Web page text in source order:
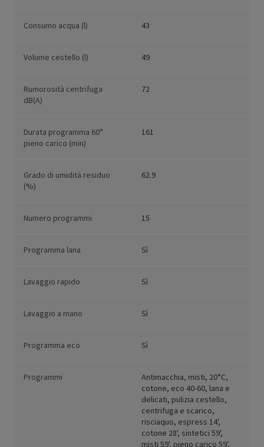
Consumo acqua (l) 43
Volume cestello (l) 49
Rumorosità centrifuga
dB(A)
72
Durata programma 60°
pieno carico (min)
161
Grado di umidità residuo
(%)
62.9
Numero programmi 15
Programma lana Sì
Lavaggio rapido Sì
Lavaggio a mano Sì
Programma eco Sì
Programmi
Antimacchia, misti, 20°C,
cotone, eco 40-60, lana e
delicati, pulizia cestello,
centrifuga e scarico,
risciaquo, espress 14',
cotone 28', sintetici 59',
misti 59', pieno carico 59',